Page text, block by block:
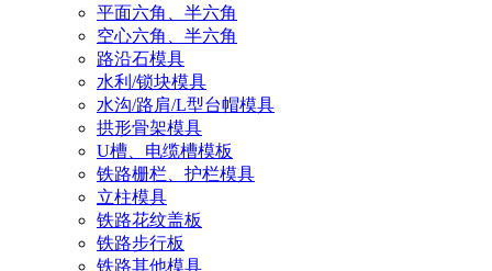
平面六角、半六角
空心六角、半六角
路沿石模具
水利/锁块模具
水沟/路肩/L型台帽模具
拱形骨架模具
U槽、电缆槽模板
铁路栅栏、护栏模具
立柱模具
铁路花纹盖板
铁路步行板
铁路其他模具